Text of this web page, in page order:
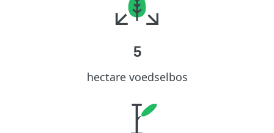
5
hectare voedselbos